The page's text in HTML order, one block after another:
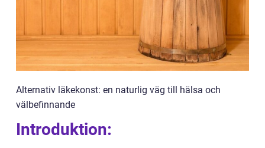
Alternativ läkekonst: en naturlig väg till hälsa och
välbefinnande
Introduktion: